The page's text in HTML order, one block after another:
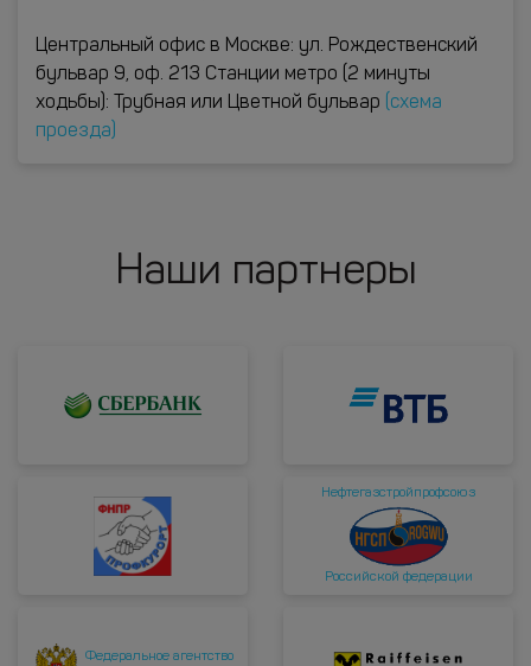
Центральный офис в Москве: ул. Рождественский
бульвар 9, оф. 213 Станции метро (2 минуты
ходьбы): Трубная или Цветной бульвар
(схема
проезда)
Наши партнеры
Нефтегазстройпрофсоюз
Российской федерации
Федеральное агентство